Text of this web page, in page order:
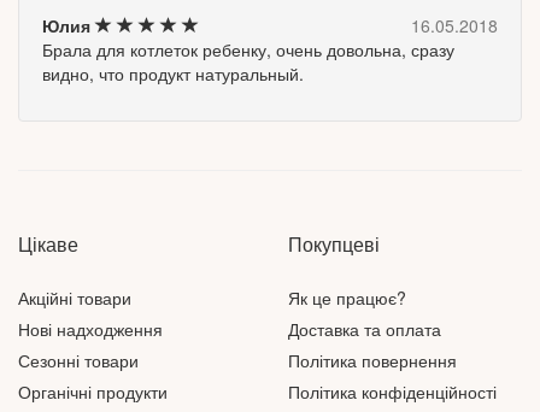
Тип продукту — фарш
Сировина — м’ясо кролика
Формат — готовий до приготування
Юлия
16.05.2018
Брала для котлеток ребенку, очень довольна, сразу
видно, что продукт натуральный.
Цікаве
Акційні товари
Нові надходження
Сезонні товари
Органічні продукти
Покупцеві
Як це працює?
Доставка та оплата
Політика повернення
Політика конфіденційності